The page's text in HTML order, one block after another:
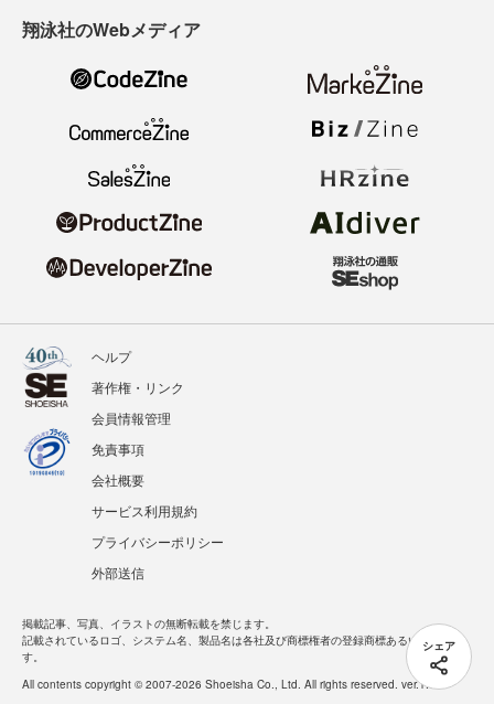
シェア
翔泳社のWebメディア
ヘルプ
著作権・リンク
会員情報管理
免責事項
会社概要
サービス利用規約
プライバシーポリシー
外部送信
掲載記事、写真、イラストの無断転載を禁じます。
記載されているロゴ、システム名、製品名は各社及び商標権者の登録商標あるいは商標で
す。
All contents copyright © 2007-2026 Shoeisha Co., Ltd. All rights reserved. ver.1.5